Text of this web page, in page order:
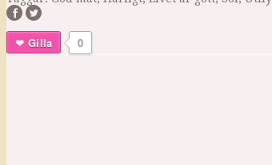
0
Gilla